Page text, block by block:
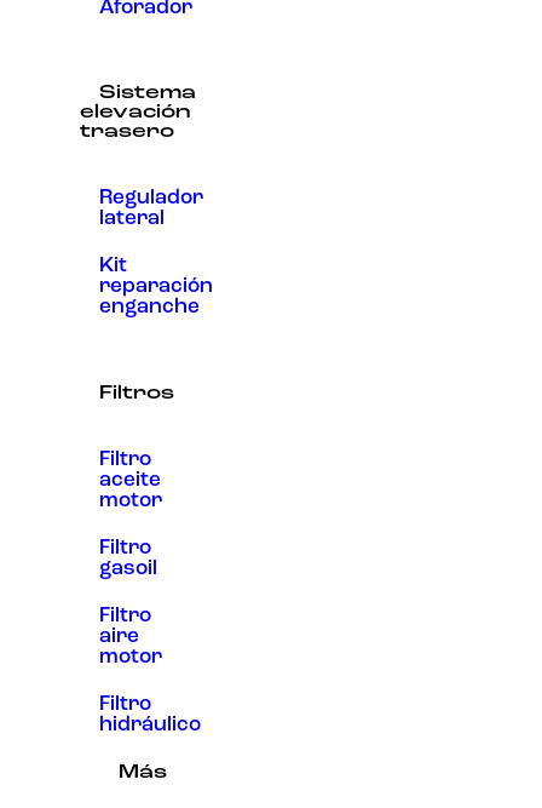
Aforador
Sistema
elevación
trasero
Regulador
lateral
Kit
reparación
enganche
Filtros
Filtro
aceite
motor
Filtro
gasoil
Filtro
aire
motor
Filtro
hidráulico
Más